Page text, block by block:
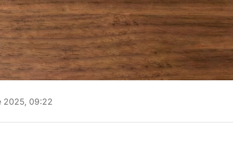
2025, 09:22